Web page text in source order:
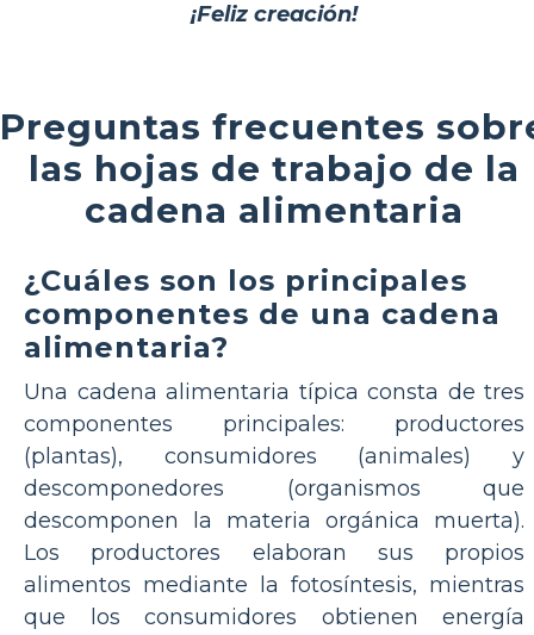
¡Feliz creación!
Preguntas frecuentes
las hojas de trabajo de la
cadena alimentaria
¿Cuáles son los principales
componentes de una cadena
alimentaria?
Una cadena alimentaria típica consta de tres
componentes principales: productores
(plantas), consumidores (animales) y
descomponedores (organismos que
descomponen la materia orgánica muerta).
Los productores elaboran sus propios
alimentos mediante la fotosíntesis, mientras
que los consumidores obtienen energía